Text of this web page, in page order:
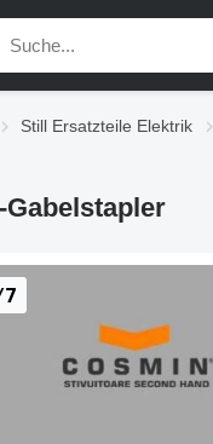
Still Ersatzteile Elektrik